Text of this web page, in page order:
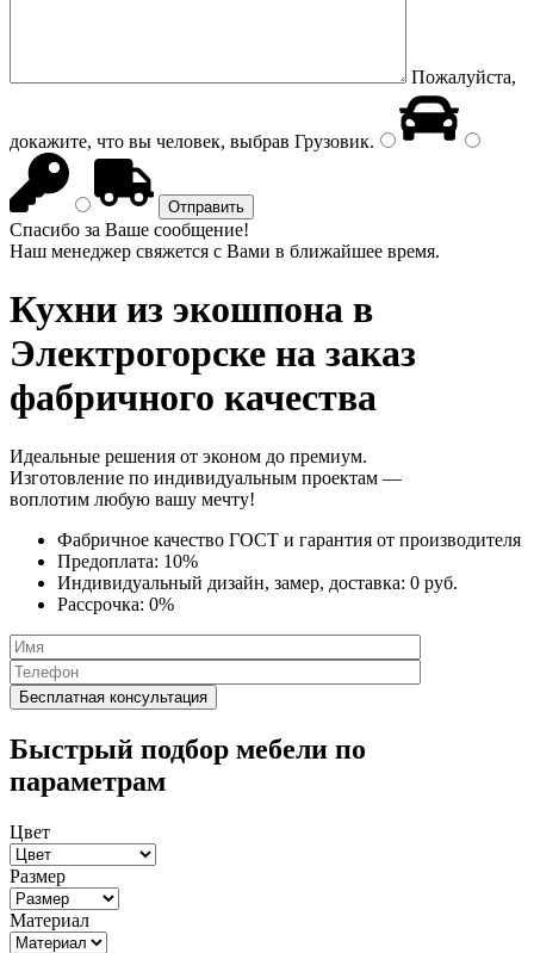
Пожалуйста,
докажите, что вы человек, выбрав Грузовик.
Спасибо за Ваше сообщение!
Наш менеджер свяжется с Вами в ближайшее время.
Кухни из экошпона в
Электрогорске на заказ
фабричного качества
Идеальные решения от эконом до премиум.
Изготовление по индивидуальным проектам —
воплотим любую вашу мечту!
Фабричное качество ГОСТ и гарантия от производителя
Предоплата: 10%
Индивидуальный дизайн, замер, доставка: 0 руб.
Рассрочка: 0%
Быстрый подбор мебели по
параметрам
Цвет
Размер
Материал